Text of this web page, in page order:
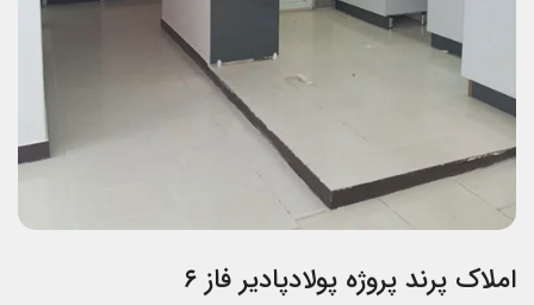
املاک پرند پروژه پولادپادیر فاز ۶